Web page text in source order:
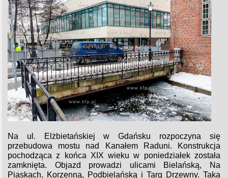
Na ul. Elżbietańskiej w Gdańsku rozpoczyna się
przebudowa mostu nad Kanałem Raduni. Konstrukcja
pochodząca z końca XIX wieku w poniedziałek została
zamknięta. Objazd prowadzi ulicami Bielańską, Na
Piaskach, Korzenną, Podbielańską i Targ Drzewny. Taka